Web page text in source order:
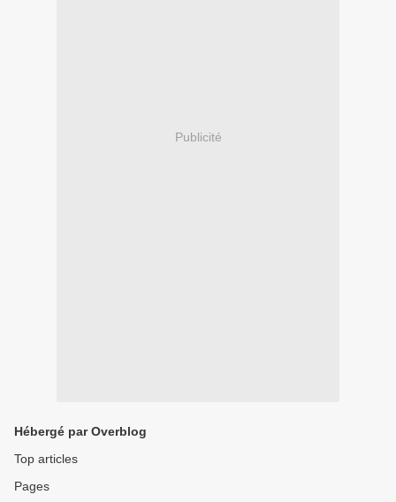
Publicité
Hébergé par Overblog
Top articles
Pages